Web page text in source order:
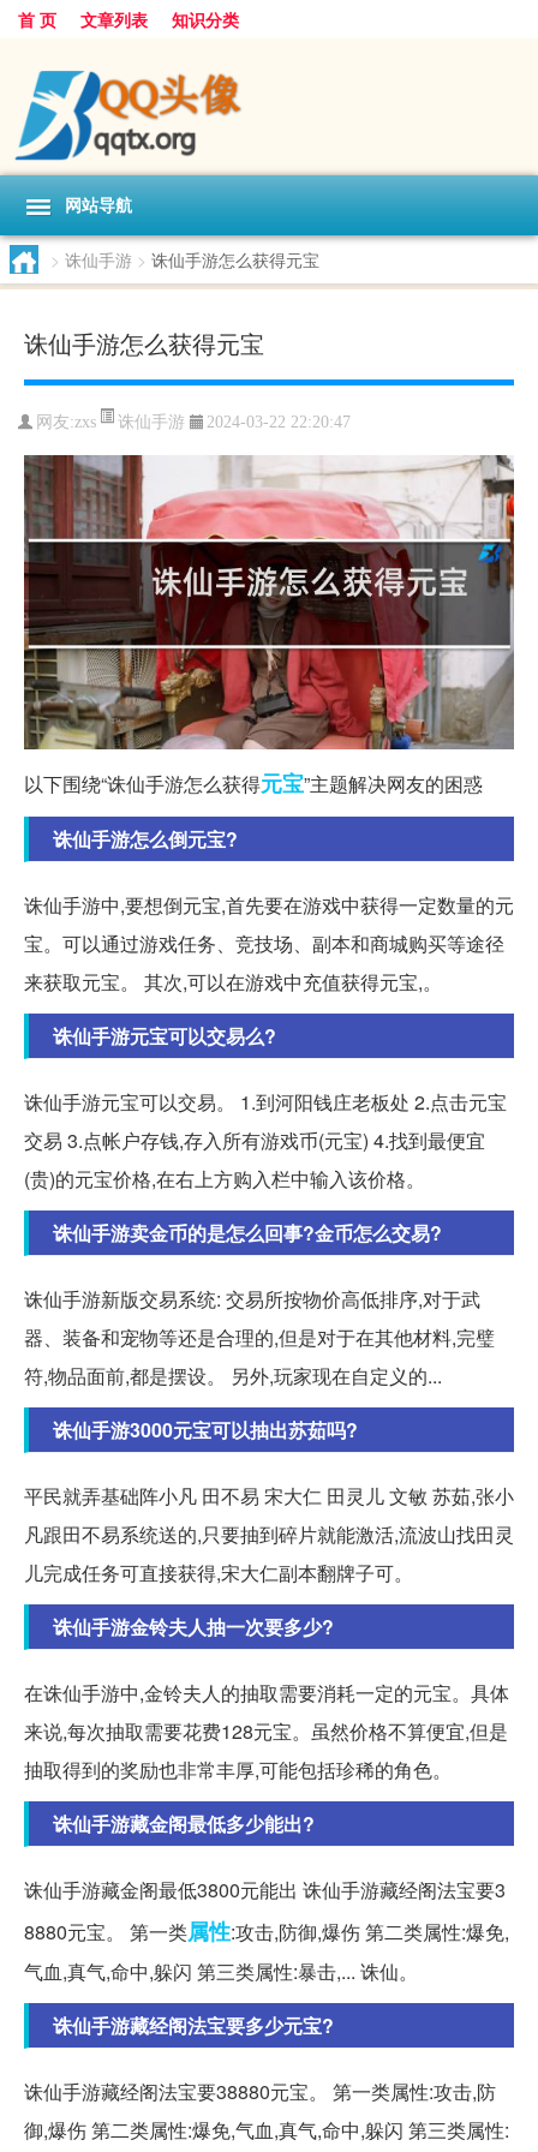
首 页 文章列表 知识分类
网站导航
> 诛仙手游 > 诛仙手游怎么获得元宝
诛仙手游怎么获得元宝
网友:zxs 诛仙手游 2024-03-22 22:20:47
以下围绕“诛仙手游怎么获得元宝”主题解决网友的困惑
诛仙手游怎么倒元宝?
诛仙手游中,要想倒元宝,首先要在游戏中获得一定数量的元
宝。可以通过游戏任务、竞技场、副本和商城购买等途径
来获取元宝。 其次,可以在游戏中充值获得元宝,。
诛仙手游元宝可以交易么?
诛仙手游元宝可以交易。 1.到河阳钱庄老板处 2.点击元宝
交易 3.点帐户存钱,存入所有游戏币(元宝) 4.找到最便宜
(贵)的元宝价格,在右上方购入栏中输入该价格。
诛仙手游卖金币的是怎么回事?金币怎么交易?
诛仙手游新版交易系统: 交易所按物价高低排序,对于武
器、装备和宠物等还是合理的,但是对于在其他材料,完璧
符,物品面前,都是摆设。 另外,玩家现在自定义的...
诛仙手游3000元宝可以抽出苏茹吗?
平民就弄基础阵小凡 田不易 宋大仁 田灵儿 文敏 苏茹,张小
凡跟田不易系统送的,只要抽到碎片就能激活,流波山找田灵
儿完成任务可直接获得,宋大仁副本翻牌子可。
诛仙手游金铃夫人抽一次要多少?
在诛仙手游中,金铃夫人的抽取需要消耗一定的元宝。具体
来说,每次抽取需要花费128元宝。虽然价格不算便宜,但是
抽取得到的奖励也非常丰厚,可能包括珍稀的角色。
诛仙手游藏金阁最低多少能出?
诛仙手游藏金阁最低3800元能出 诛仙手游藏经阁法宝要3
8880元宝。 第一类属性:攻击,防御,爆伤 第二类属性:爆免,
气血,真气,命中,躲闪 第三类属性:暴击,... 诛仙。
诛仙手游藏经阁法宝要多少元宝?
诛仙手游藏经阁法宝要38880元宝。 第一类属性:攻击,防
御,爆伤 第二类属性:爆免,气血,真气,命中,躲闪 第三类属性: